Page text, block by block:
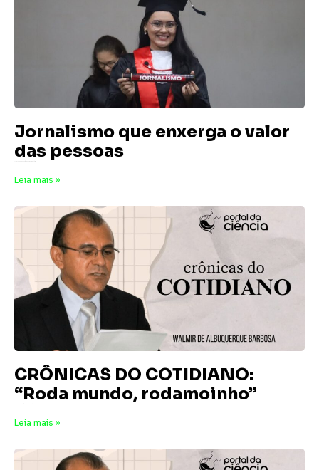
Jornalismo que enxerga o valor
das pessoas
Leia mais »
CRÔNICAS DO COTIDIANO:
“Roda mundo, rodamoinho”
Leia mais »